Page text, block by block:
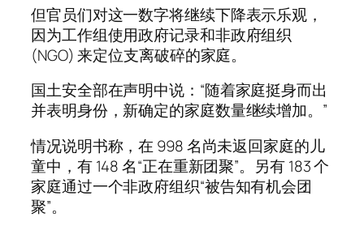
但官员们对这一数字将继续下降表示乐观，
因为工作组使用政府记录和非政府组织
(NGO) 来定位支离破碎的家庭。
国土安全部在声明中说：“随着家庭挺身而出
并表明身份，新确定的家庭数量继续增加。”
情况说明书称，在 998 名尚未返回家庭的儿
童中，有 148 名“正在重新团聚”。另有 183 个
家庭通过一个非政府组织“被告知有机会团
聚”。